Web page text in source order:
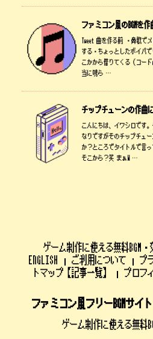
ファミコン風のBGMを
Tweet 曲を作る前 ・鼻歌で
する・ちょっとしたボイパ
こかから借りてくる（コー
当に鳴ら …
チップチューンの作曲
こんにちは、イワシロです
なりですがそのチップチュー
か？ところでタイトルで言
そこから？笑 まぁW …
ゲーム制作に使える無料BGM
ENGLISH
ご利用について プ
トマップ【記事一覧】
プロフ
ファミコン風フリーBGMサ
ゲーム制作に使える無料